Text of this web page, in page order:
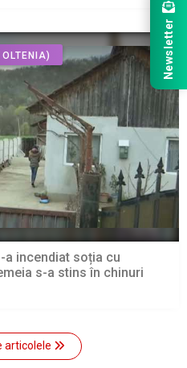
a incendiat soția cu
s-a stins în chinuri
articolele
Newsletter